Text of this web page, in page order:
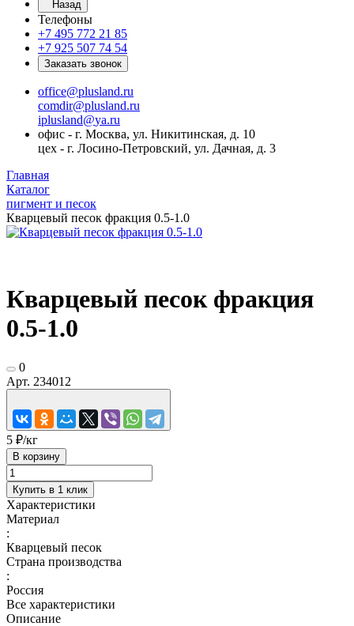
Назад
Телефоны
+7 495 772 21 85
+7 925 507 74 54
Заказать звонок
office@plusland.ru
comdir@plusland.ru
iplusland@ya.ru
офис - г. Москва, ул. Никитинская, д. 10
цех - г. Лосино-Петровский, ул. Дачная, д. 3
Главная
Каталог
пигмент и песок
Кварцевый песок фракция 0.5-1.0
Кварцевый песок фракция
0.5-1.0
0
Арт. 234012
5 ₽/кг
В корзину
Купить в 1 клик
Характеристики
Материал
:
Кварцевый песок
Страна производства
:
Россия
Все характеристики
Описание